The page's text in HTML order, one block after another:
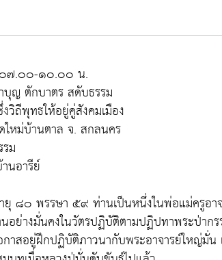
๐๗.๐๐-๑๐.๐๐ น.
ญ ตักบาตร สดับธรรม
วิถีพุทธให้อยู่คู่สังคมเมือง
หม่บ้านตาล จ. สกลนคร
ม
นอารีย์
๘๐ พรรษา ๕๙ ท่านเป็นหนึ่งในพ่อแม่ครูอา
อย่างมั่นคงในวัตรปฏิบัติตามปฏิปทาพระป่าก
าสอยู่ฝึกปฏิบัติภาวนากับพระอาจารย์ใหญ่มั่น